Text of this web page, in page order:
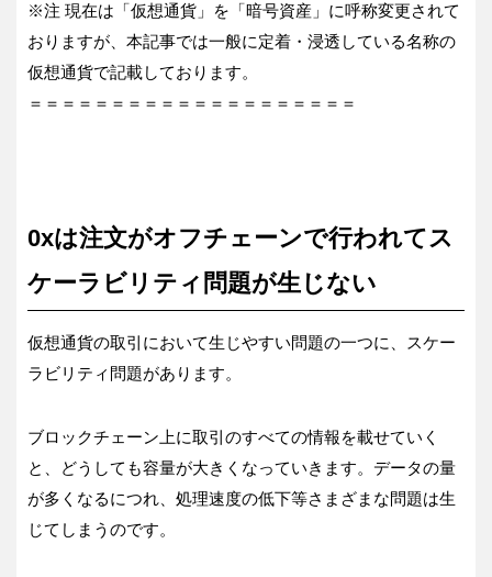
※注 現在は「仮想通貨」を「暗号資産」に呼称変更されて
おりますが、本記事では一般に定着・浸透している名称の
仮想通貨で記載しております。
＝＝＝＝＝＝＝＝＝＝＝＝＝＝＝＝＝＝＝＝
0xは注文がオフチェーンで行われてス
ケーラビリティ問題が生じない
仮想通貨の取引において生じやすい問題の一つに、スケー
ラビリティ問題があります。
ブロックチェーン上に取引のすべての情報を載せていく
と、どうしても容量が大きくなっていきます。データの量
が多くなるにつれ、処理速度の低下等さまざまな問題は生
じてしまうのです。